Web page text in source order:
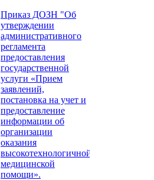
Приказ ДОЗН "Об
утверждении
административного
регламента
предоставления
государственной
услуги «Прием
заявлений,
постановка на учет и
предоставление
информации об
организации
оказания
высокотехнологичной
медицинской
помощи».